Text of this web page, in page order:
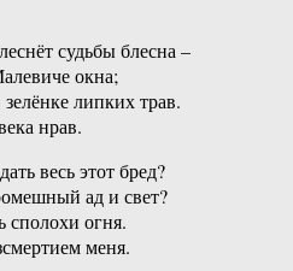
судьбы блесна –
окна;
липких трав.
нрав.
весь этот бред?
ад и свет?
сполохи огня.
меня.